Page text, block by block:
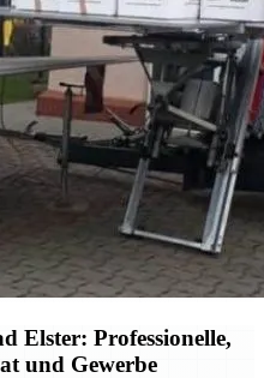
Elster: Professionelle,
und Gewerbe